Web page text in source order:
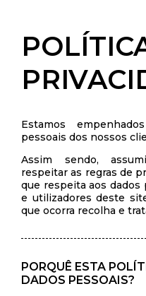
Estamos
pessoais dos nossos
Assim sendo,
respeitar as regras de
que respeita aos
e utilizadores deste
que ocorra recolha e
PORQUÊ ESTA
DADOS PESSOAIS?